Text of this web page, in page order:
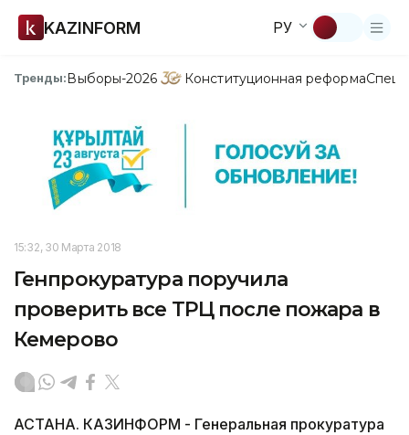
KAZINFORM РУ
Тренды:Выборы-2026 Конституционная реформа
15:32, 30 Марта 2018
Генпрокуратура поручила
проверить все ТРЦ после пожара в
Кемерово
АСТАНА. КАЗИНФОРМ - Генеральная прокуратура